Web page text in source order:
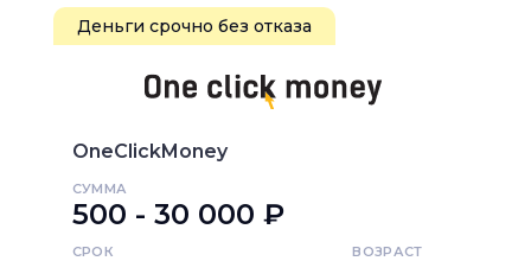
Деньги срочно без отказа
OneClickMoney
СУММА
500 - 30 000 ₽
СРОК ВОЗРАСТ